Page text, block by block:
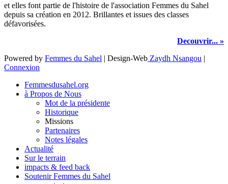
et elles font partie de l'histoire de l'association Femmes du Sahel
depuis sa création en 2012. Brillantes et issues des classes
défavorisées.
Decouvrir... »
Powered by Femmes du Sahel | Design-Web Zaydh Nsangou |
Connexion
Femmesdusahel.org
à Propos de Nous
Mot de la présidente
Historique
Missions
Partenaires
Notes légales
Actualité
Sur le terrain
impacts & feed back
Soutenir Femmes du Sahel